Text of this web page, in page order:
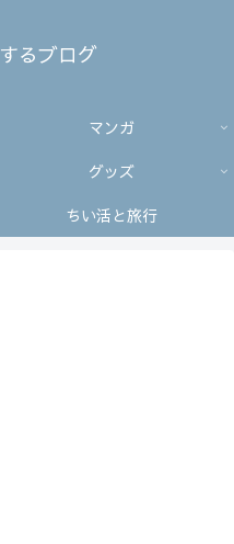
るブログ
マンガ
グッズ
ちい活と旅行